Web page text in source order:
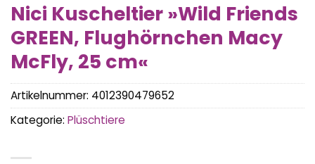
Nici Kuscheltier »Wild Friends
GREEN, Flughörnchen Macy
McFly, 25 cm«
Artikelnummer: 4012390479652
Kategorie: Plüschtiere